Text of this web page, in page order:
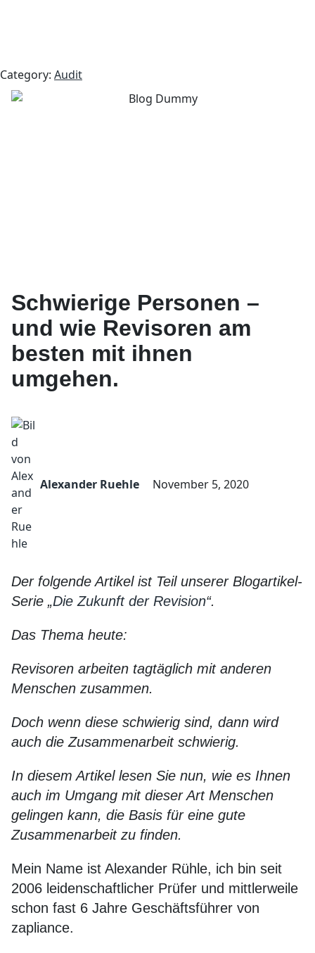
Category: Audit
Schwierige Personen –
und wie Revisoren am
besten mit ihnen
umgehen.
Alexander Ruehle November 5, 2020
Der folgende Artikel ist Teil unserer Blogartikel-
Serie „Die Zukunft der Revision“.
Das Thema heute:
Revisoren arbeiten tagtäglich mit anderen
Menschen zusammen.
Doch wenn diese schwierig sind, dann wird
auch die Zusammenarbeit schwierig.
In diesem Artikel lesen Sie nun, wie es Ihnen
auch im Umgang mit dieser Art Menschen
gelingen kann, die Basis für eine gute
Zusammenarbeit zu finden.
Mein Name ist Alexander Rühle, ich bin seit
2006 leidenschaftlicher Prüfer und mittlerweile
schon fast 6 Jahre Geschäftsführer von
zapliance.